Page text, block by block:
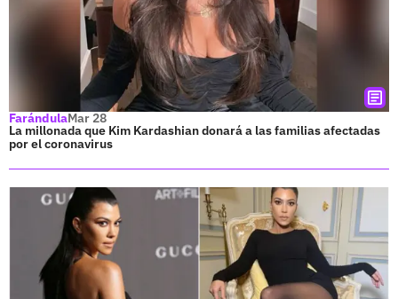
FarándulaMar 28
La millonada que Kim Kardashian donará a las familias afectadas
por el coronavirus